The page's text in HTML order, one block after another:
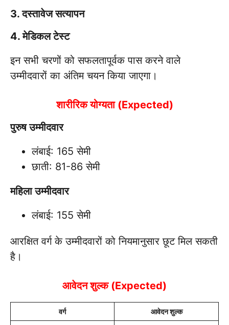
3. दस्तावेज सत्यापन
4. मेडिकल टेस्ट
इन सभी चरणों को सफलतापूर्वक पास करने वाले
उम्मीदवारों का अंतिम चयन किया जाएगा।
शारीरिक योग्यता (Expected)
पुरुष उम्मीदवार
लंबाई: 165 सेमी
छाती: 81-86 सेमी
महिला उम्मीदवार
लंबाई: 155 सेमी
आरक्षित वर्ग के उम्मीदवारों को नियमानुसार छूट मिल सकती
है।
आवेदन शुल्क (Expected)
वर्ग आवेदन शुल्क